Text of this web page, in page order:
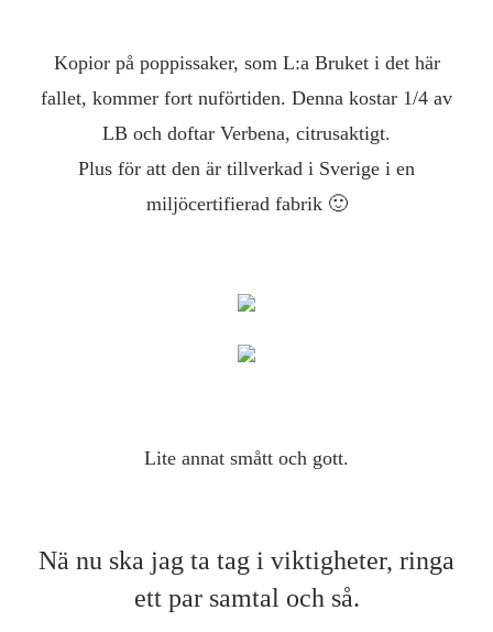
Kopior på poppissaker, som L:a Bruket i det här
fallet, kommer fort nuförtiden. Denna kostar 1/4 av
LB och doftar Verbena, citrusaktigt.
Plus för att den är tillverkad i Sverige i en
miljöcertifierad fabrik 🙂
Lite annat smått och gott.
Nä nu ska jag ta tag i viktigheter, ringa
ett par samtal och så.